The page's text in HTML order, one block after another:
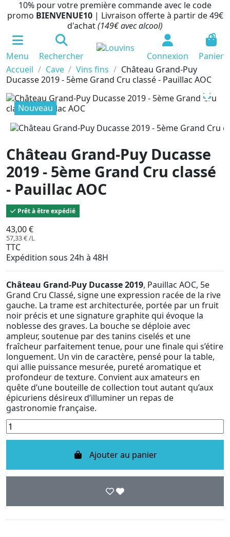
10% pour votre première commande avec le code
promo BIENVENUE10 | Livraison offerte à partir de 49€
d'achat(149€ avec alcool)
Menu Rechercher Connexion
0
Panier
Accueil
Cave Vins fins
Château Grand-Puy
Ducasse 2019 - 5ème Grand Cru classé - Pauillac AOC
Nouveau
Château Grand-Puy Ducasse
2019 - 5ème Grand Cru classé
- Pauillac AOC
Prêt à être expédié
43,00 €
57,33 € /L
TTC
Expédition sous 24h à 48H
Château Grand-Puy Ducasse 2019, Pauillac AOC, 5e
Grand Cru Classé, signe une expression racée de la rive
gauche. La trame est architecturée, portée par un fruit
noir précis et une signature graphite qui évoque la
noblesse des graves. La bouche se déploie avec
ampleur, soutenue par des tanins ciselés et une
fraîcheur parfaitement tenue, pour une finale qui s’étire
longuement. Un vin de caractère, pensé pour la table,
qui allie puissance mesurée, pureté aromatique et
profondeur de texture. Convient aux amateurs en
quête d’une bouteille de collection tout autant qu’aux
épicuriens désireux d’illuminer un repas de
gastronomie française.
Ajouter au panier